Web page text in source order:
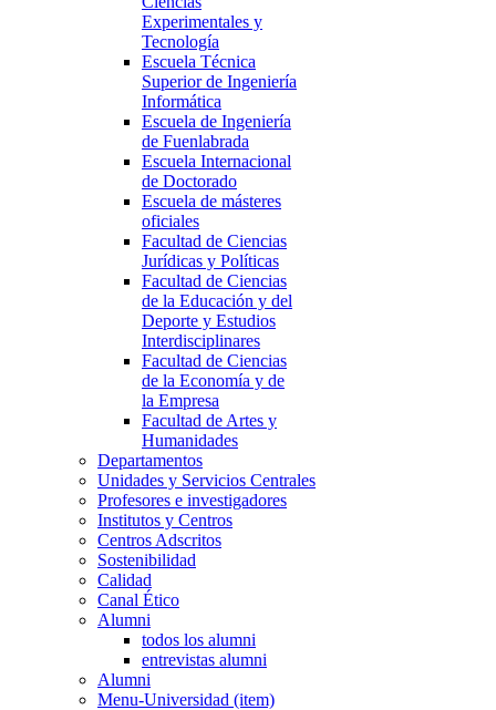
Experimentales y
Tecnología
Escuela Técnica
Superior de Ingeniería
Informática
Escuela de Ingeniería
de Fuenlabrada
Escuela Internacional
de Doctorado
Escuela de másteres
oficiales
Facultad de Ciencias
Jurídicas y Políticas
Facultad de Ciencias
de la Educación y del
Deporte y Estudios
Interdisciplinares
Facultad de Ciencias
de la Economía y de
la Empresa
Facultad de Artes y
Humanidades
Departamentos
Unidades y Servicios Centrales
Profesores e investigadores
Institutos y Centros
Centros Adscritos
Sostenibilidad
Calidad
Canal Ético
Alumni
todos los alumni
entrevistas alumni
Alumni
Menu-Universidad (item)